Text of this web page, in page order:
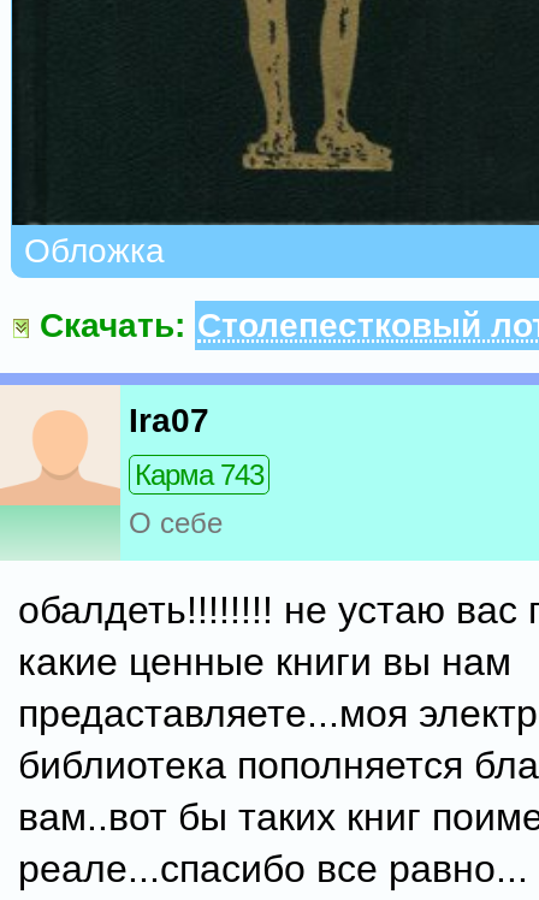
Обложка
Скачать: Столепестковый
Ira07
Карма 743
О себе
обалдеть!!!!!!!! не устаю вас
какие ценные книги вы нам
предаставляете...моя
библиотека пополняется
вам..вот бы таких книг
реале...спасибо все равно...